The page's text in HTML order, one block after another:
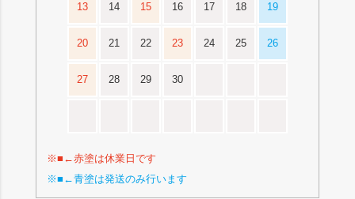
13 14 15 16 17 18 19
20 21 22 23 24 25 26
27 28 29 30
※■←赤塗は休業日です
※■←青塗は発送のみ行います